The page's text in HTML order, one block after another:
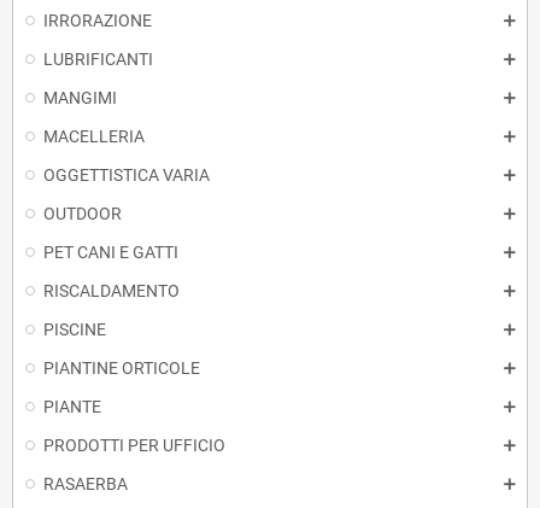
IRRORAZIONE
LUBRIFICANTI
MANGIMI
MACELLERIA
OGGETTISTICA VARIA
OUTDOOR
PET CANI E GATTI
RISCALDAMENTO
PISCINE
PIANTINE ORTICOLE
PIANTE
PRODOTTI PER UFFICIO
RASAERBA